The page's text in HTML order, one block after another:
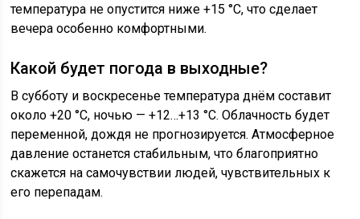
температура не опустится ниже +15 °C, что сделает
вечера особенно комфортными.
Какой будет погода в выходные?
В субботу и воскресенье температура днём составит
около +20 °C, ночью — +12…+13 °C. Облачность будет
переменной, дождя не прогнозируется. Атмосферное
давление останется стабильным, что благоприятно
скажется на самочувствии людей, чувствительных к
его перепадам.